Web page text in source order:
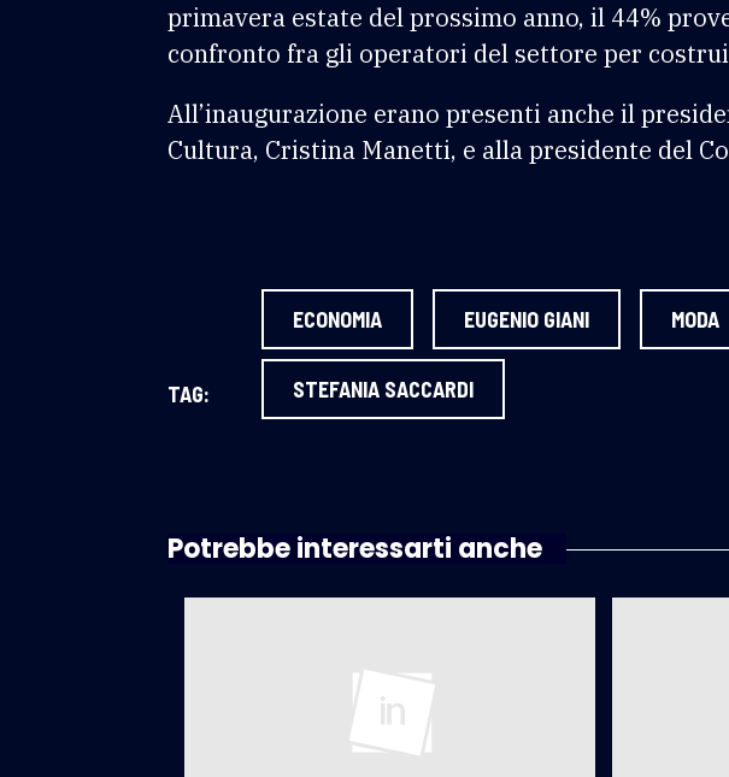
primavera estate del prossimo anno, il 44%
confronto fra gli operatori del settore per
All’inaugurazione erano presenti anche il
Cultura, Cristina Manetti, e alla presidente del
TAG:
ECONOMIA EUGENIO GIANI MODA
STEFANIA SACCARDI
Potrebbe interessarti anche